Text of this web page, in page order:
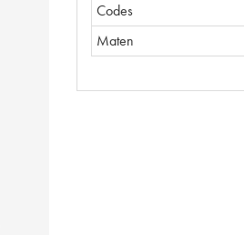
Codes
Maten